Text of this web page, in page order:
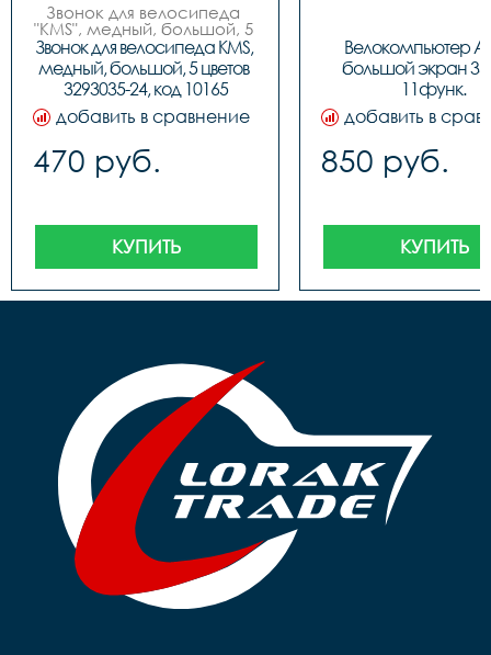
Звонок для велосипеда
"KMS", медный, большой, 5
цветов (син/черн, красн/
черн, золот/черн, бело/
черн, черн/черн), инд.
упак. (блистер).
Звонок для велосипеда KMS,
медный, большой, 5 цветов
3293035-24, код 10165
добавить в сравнение
470 руб.
КУПИТЬ
Велокомпьютер
большой экран
11функ.
добавить в
850 руб.
КУПИТЬ